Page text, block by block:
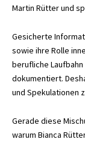
Martin Rütter und
Gesicherte
sowie ihre Rolle
berufliche
dokumentiert.
und Spekulationen
Gerade diese
warum Bianca